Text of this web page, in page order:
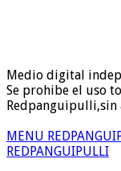
Medio digital
Se prohibe el uso
Redpanguipulli,sin
MENU
REDPANGUIPULLI